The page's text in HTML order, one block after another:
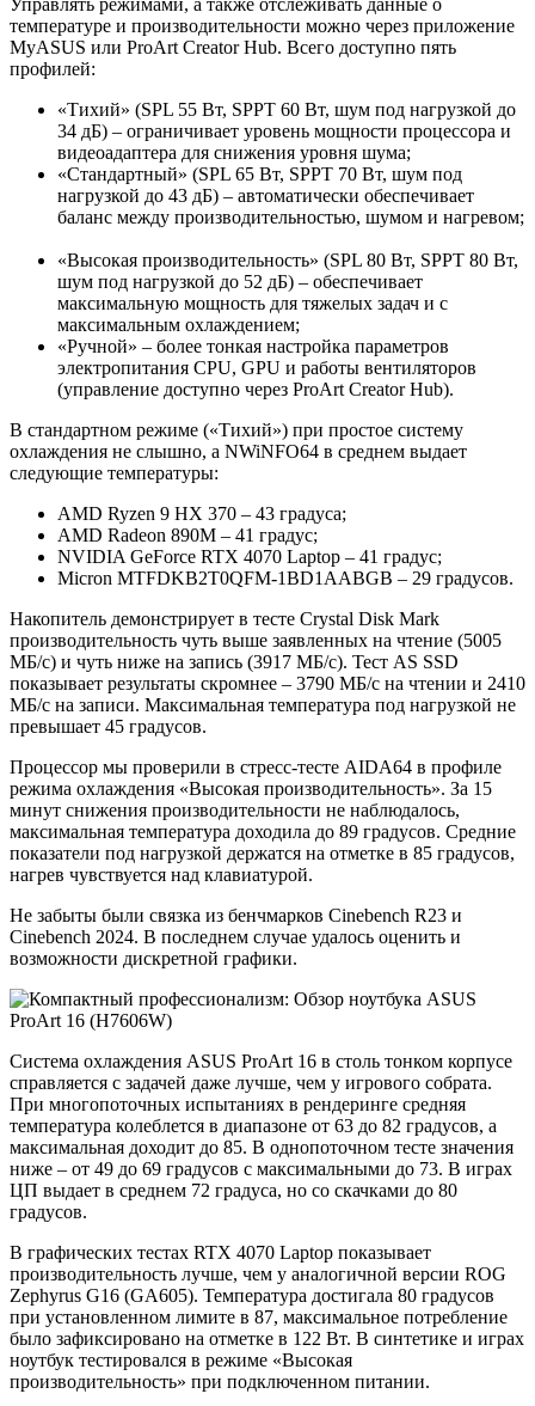
Управлять режимами, а также отслеживать данные о
температуре и производительности можно через приложение
MyASUS или ProArt Creator Hub. Всего доступно пять
профилей:
«Тихий» (SPL 55 Вт, SPPT 60 Вт, шум под нагрузкой до
34 дБ) – ограничивает уровень мощности процессора и
видеоадаптера для снижения уровня шума;
«Стандартный» (SPL 65 Вт, SPPT 70 Вт, шум под
нагрузкой до 43 дБ) – автоматически обеспечивает
баланс между производительностью, шумом и нагревом;
«Высокая производительность» (SPL 80 Вт, SPPT 80 Вт,
шум под нагрузкой до 52 дБ) – обеспечивает
максимальную мощность для тяжелых задач и с
максимальным охлаждением;
«Ручной» – более тонкая настройка параметров
электропитания CPU, GPU и работы вентиляторов
(управление доступно через ProArt Creator Hub).
В стандартном режиме («Тихий») при простое систему
охлаждения не слышно, а NWiNFO64 в среднем выдает
следующие температуры:
AMD Ryzen 9 HX 370 – 43 градуса;
AMD Radeon 890M – 41 градус;
NVIDIA GeForce RTX 4070 Laptop – 41 градус;
Micron MTFDKB2T0QFM-1BD1AABGB – 29 градусов.
Накопитель демонстрирует в тесте Crystal Disk Mark
производительность чуть выше заявленных на чтение (5005
МБ/c) и чуть ниже на запись (3917 МБ/c). Тест AS SSD
показывает результаты скромнее – 3790 МБ/с на чтении и 2410
МБ/с на записи. Максимальная температура под нагрузкой не
превышает 45 градусов.
Процессор мы проверили в стресс-тесте AIDA64 в профиле
режима охлаждения «Высокая производительность». За 15
минут снижения производительности не наблюдалось,
максимальная температура доходила до 89 градусов. Средние
показатели под нагрузкой держатся на отметке в 85 градусов,
нагрев чувствуется над клавиатурой.
Не забыты были связка из бенчмарков Cinebench R23 и
Cinebench 2024. В последнем случае удалось оценить и
возможности дискретной графики.
Система охлаждения ASUS ProArt 16 в столь тонком корпусе
справляется с задачей даже лучше, чем у игрового собрата.
При многопоточных испытаниях в рендеринге средняя
температура колеблется в диапазоне от 63 до 82 градусов, а
максимальная доходит до 85. В однопоточном тесте значения
ниже – от 49 до 69 градусов с максимальными до 73. В играх
ЦП выдает в среднем 72 градуса, но со скачками до 80
градусов.
В графических тестах RTX 4070 Laptop показывает
производительность лучше, чем у аналогичной версии ROG
Zephyrus G16 (GA605). Температура достигала 80 градусов
при установленном лимите в 87, максимальное потребление
было зафиксировано на отметке в 122 Вт. В синтетике и играх
ноутбук тестировался в режиме «Высокая
производительность» при подключенном питании.